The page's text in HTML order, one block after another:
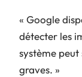
« Google
détecter les
système peut
graves. »